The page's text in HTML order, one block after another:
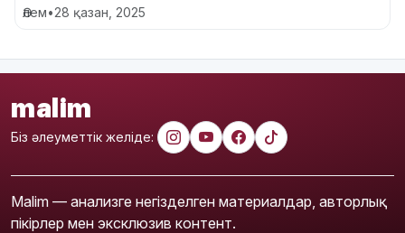
Әлем•28 қазан, 2025
malim
Біз әлеуметтік желіде:
Malim — анализге негізделген материалдар, авторлық
пікірлер мен эксклюзив контент.